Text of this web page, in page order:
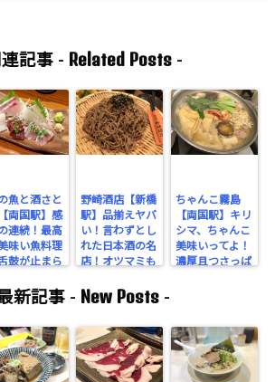
記事 - Related Posts-
魚と酒さと
両国駅】感
連続！最高
味い魚料理
鼓が止まら
べき名店
野崎酒店【新橋
駅】品揃えヤバ
い！言わずとし
れた日本酒の名
店！オツマミも
ぞ！
ちゃんこ霧島
【両国駅】キリ
シマ、ちゃんこ
美味いってよ！
濃厚且つさっぱ
新記事 - New Posts -